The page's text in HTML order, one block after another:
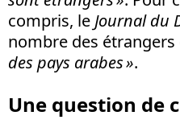
compris, le Journal du
nombre des
des pays arabes ».
Une question de